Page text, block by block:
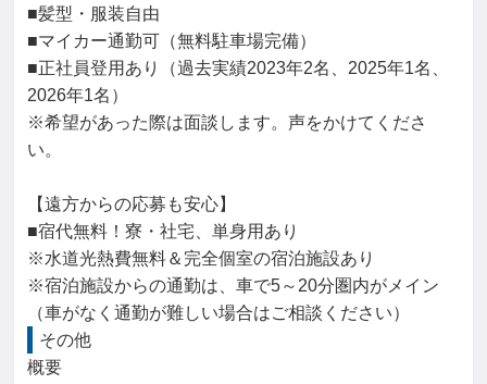
■髪型・服装自由
■マイカー通勤可（無料駐車場完備）
■正社員登用あり（過去実績2023年2名、2025年1名、
2026年1名）
※希望があった際は面談します。声をかけてくださ
い。
【遠方からの応募も安心】
■宿代無料！寮・社宅、単身用あり
※水道光熱費無料＆完全個室の宿泊施設あり
※宿泊施設からの通勤は、車で5～20分圏内がメイン
（車がなく通勤が難しい場合はご相談ください）
その他
概要